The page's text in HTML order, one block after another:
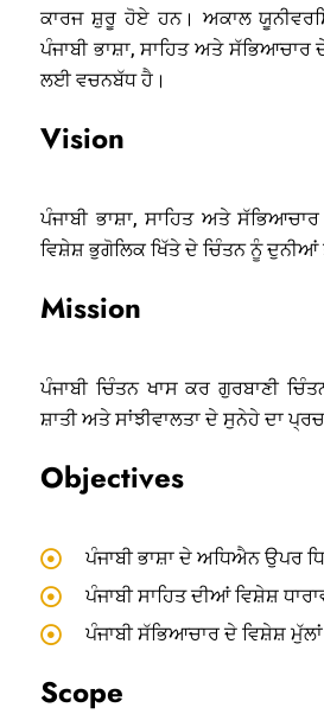
ਕਾਰਜ ਸ਼ੁਰੂ ਹੋਏ ਹਨ। ਅਕਾਲ
ਪੰਜਾਬੀ ਭਾਸ਼ਾ, ਸਾਹਿਤ ਅਤੇ
ਲਈ ਵਚਨਬੱਧ ਹੈ।
Vision
ਪੰਜਾਬੀ ਭਾਸ਼ਾ, ਸਾਹਿਤ ਅਤੇ
ਵਿਸ਼ੇਸ਼ ਭੁਗੋਲਿਕ ਖਿੱਤੇ ਦੇ ਚਿੰਤਨ ਨੂੰ ਦੁਨੀਆਂ
Mission
ਪੰਜਾਬੀ ਚਿੰਤਨ ਖਾਸ ਕਰ ਗੁਰਬਾਣੀ
ਸ਼ਾਤੀ ਅਤੇ ਸਾਂਝੀਵਾਲਤਾ ਦੇ ਸੁਨੇਹੇ ਦਾ
Objectives
ਪੰਜਾਬੀ ਭਾਸ਼ਾ ਦੇ ਅਧਿਐਨ ਉਪਰ
ਪੰਜਾਬੀ ਸਾਹਿਤ ਦੀਆਂ ਵਿਸ਼ੇਸ਼
ਪੰਜਾਬੀ ਸੱਭਿਆਚਾਰ ਦੇ ਵਿਸ਼ੇਸ਼
Scope